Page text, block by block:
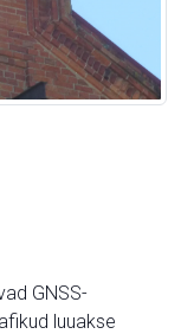
GNSS-
luuakse